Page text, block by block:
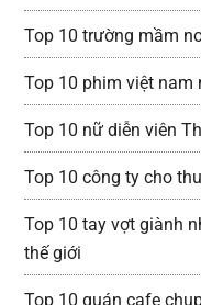
Top 10 trường mầm
Top 10 phim việt nam
Top 10 nữ diễn viên
Top 10 công ty cho
Top 10 tay vợt giành
thế giới
Top 10 quán cafe